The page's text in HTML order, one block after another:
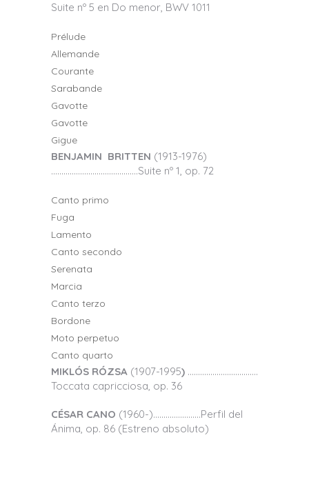
Suite nº 5 en Do menor, BWV 1011
Prélude
Allemande
Courante
Sarabande
Gavotte
Gavotte
Gigue
BENJAMIN BRITTEN (1913-1976)
……………………………………Suite nº 1, op. 72
Canto primo
Fuga
Lamento
Canto secondo
Serenata
Marcia
Canto terzo
Bordone
Moto perpetuo
Canto quarto
MIKLÓS RÓZSA (1907-1995) ……………………….……
Toccata capricciosa, op. 36
CÉSAR CANO (1960-)………………..…Perfil del
Ánima, op. 86 (Estreno absoluto)